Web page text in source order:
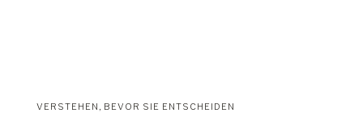
VERSTEHEN, BEVOR SIE ENTSCHEIDEN